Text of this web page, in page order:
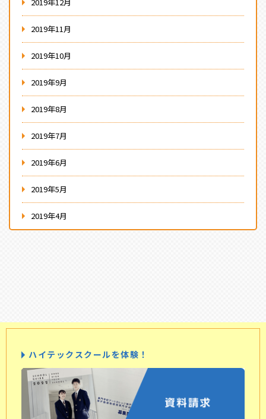
2019年11月
2019年10月
2019年9月
2019年8月
2019年7月
2019年6月
2019年5月
2019年4月
ハイテックスクールを体験！